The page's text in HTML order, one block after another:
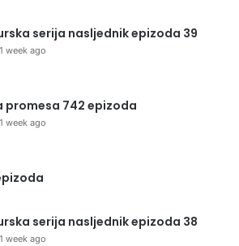
serija nasljednik epizoda 39
1 week ago
promesa 742 epizoda
1 week ago
serija nasljednik epizoda 38
1 week ago